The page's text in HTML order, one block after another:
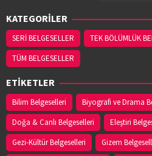
KATEGORİLER
SERİ BELGESELLER
TEK BÖLÜMLÜK
TÜM BELGESELLER
ETİKETLER
Bilim Belgeselleri Biyografi ve Drama
Doğa & Canlı Belgeselleri
Eleştiri
Gezi-Kültür Belgeselleri
Gizem